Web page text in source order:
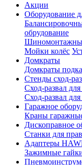
Акции
Оборудование
обрудование
Мойки колёс
Домкраты
Домкраты
Стенды сход-
Сход-развал
Сход-развал
Гаражное
Краны
Дископравное
Станки для
Адаптеры
Зажимные